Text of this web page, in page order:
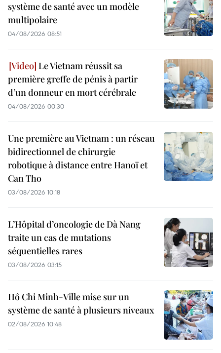
système de santé avec un modèle
multipolaire
04/08/2026 08:51
Le Vietnam réussit sa
première greffe de pénis à partir
d’un donneur en mort cérébrale
04/08/2026 00:30
Une première au Vietnam : un réseau
bidirectionnel de chirurgie
robotique à distance entre Hanoï et
Can Tho
03/08/2026 10:18
L’Hôpital d’oncologie de Dà Nang
traite un cas de mutations
séquentielles rares
03/08/2026 03:15
Hô Chi Minh-Ville mise sur un
système de santé à plusieurs niveaux
02/08/2026 10:48